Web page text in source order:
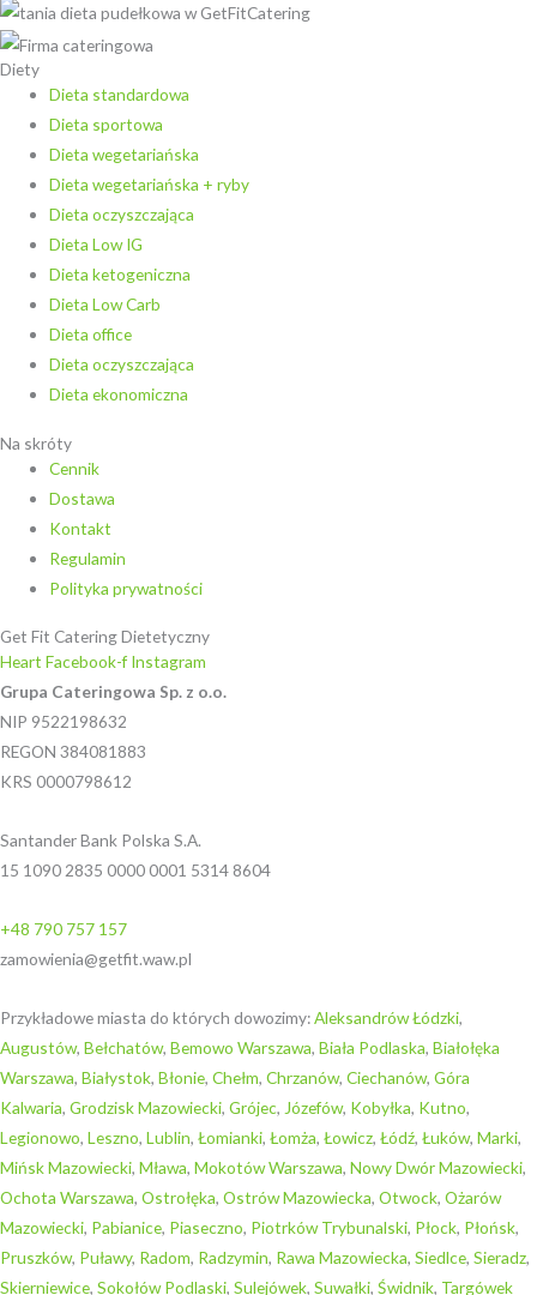
Diety
Dieta standardowa
Dieta sportowa
Dieta wegetariańska
Dieta wegetariańska + ryby
Dieta oczyszczająca
Dieta Low IG
Dieta ketogeniczna
Dieta Low Carb
Dieta office
Dieta oczyszczająca
Dieta ekonomiczna
Na skróty
Cennik
Dostawa
Kontakt
Regulamin
Polityka prywatności
Get Fit Catering Dietetyczny
Heart Facebook-f Instagram
Grupa Cateringowa Sp. z o.o.
NIP 9522198632
REGON 384081883
KRS 0000798612
Santander Bank Polska S.A.
15 1090 2835 0000 0001 5314 8604
+48 790 757 157
zamowienia@getfit.waw.pl
Przykładowe miasta do których dowozimy:Aleksandrów Łódzki,
Augustów, Bełchatów, Bemowo Warszawa, Biała Podlaska, Białołęka
Warszawa, Białystok, Błonie, Chełm, Chrzanów, Ciechanów, Góra
Kalwaria, Grodzisk Mazowiecki, Grójec, Józefów, Kobyłka, Kutno,
Legionowo, Leszno, Lublin, Łomianki, Łomża, Łowicz, Łódź, Łuków, Marki,
Mińsk Mazowiecki, Mława, Mokotów Warszawa, Nowy Dwór Mazowiecki,
Ochota Warszawa, Ostrołęka, Ostrów Mazowiecka, Otwock, Ożarów
Mazowiecki, Pabianice, Piaseczno, Piotrków Trybunalski, Płock, Płońsk,
Pruszków, Puławy, Radom, Radzymin, Rawa Mazowiecka, Siedlce, Sieradz,
Skierniewice, Sokołów Podlaski, Sulejówek, Suwałki, Świdnik, Targówek